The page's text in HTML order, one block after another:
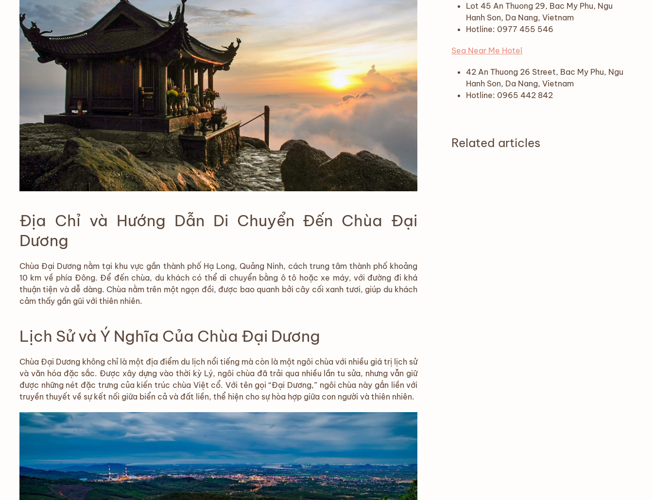
Địa Chỉ và Hướng Dẫn Di Chuyển Đến Chùa Đại
Dương
Chùa Đại Dương nằm tại khu vực gần thành phố Hạ Long, Quảng Ninh, cách trung tâm thành phố khoảng
10 km về phía Đông. Để đến chùa, du khách có thể di chuyển bằng ô tô hoặc xe máy, với đường đi khá
thuận tiện và dễ dàng. Chùa nằm trên một ngọn đồi, được bao quanh bởi cây cối xanh tươi, giúp du khách
cảm thấy gần gũi với thiên nhiên.
Lịch Sử và Ý Nghĩa Của Chùa Đại Dương
Chùa Đại Dương không chỉ là một địa điểm du lịch nổi tiếng mà còn là một ngôi chùa với nhiều giá trị lịch sử
và văn hóa đặc sắc. Được xây dựng vào thời kỳ Lý, ngôi chùa đã trải qua nhiều lần tu sửa, nhưng vẫn giữ
được những nét đặc trưng của kiến trúc chùa Việt cổ. Với tên gọi “Đại Dương,” ngôi chùa này gắn liền với
truyền thuyết về sự kết nối giữa biển cả và đất liền, thể hiện cho sự hòa hợp giữa con người và thiên nhiên.
Lot 45 An Thuong 29, Bac My Phu, Ngu
Hanh Son, Da Nang, Vietnam
Hotline: 0977 455 546
Sea Near Me Hotel
42 An Thuong 26 Street, Bac My Phu, Ngu
Hanh Son, Da Nang, Vietnam
Hotline: 0965 442 842
Related articles